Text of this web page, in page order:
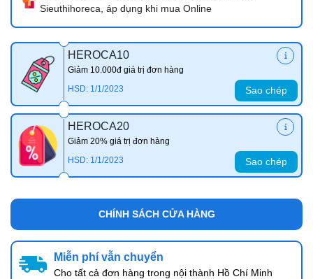
Sieuthihoreca, áp dụng khi mua Online
HEROCA10
Giảm 10.000đ giá trị đơn hàng
HSD: 1/1/2023
Sao chép
HEROCA20
Giảm 20% giá trị đơn hàng
HSD: 1/1/2023
Sao chép
CHÍNH SÁCH CỬA HÀNG
Miễn phí vẫn chuyển
Cho tất cả đơn hàng trong nội thành Hồ Chí Minh